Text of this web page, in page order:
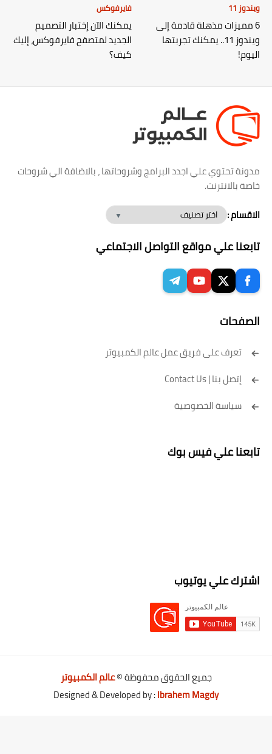
ويندوز 11
6 مميزات مذهلة قادمة إلى
ويندوز 11.. يمكنك تجربتها
اليوم!
فايرفوكس
يمكنك الآن إختبار التصميم
الجديد لمتصفح فايرفوكس، إليك
كيف؟
مدونة تحتوي علي اجدد البرامج وشروحاتها ، بالاضافة الي شروحات
خاصة بالانترنت.
الاقسام :
تابعنا علي مواقع التواصل الاجتماعي
الصفحات
تعرف على فريق عمل عالم الكمبيوتر
إتصل بنا | Contact Us
سياسة الخصوصية
تابعنا علي فيس بوك
اشترك علي يوتيوب
جميع الحقوق محفوظة ©عالم الكمبيوتر
Designed & Developed by :Ibrahem Magdy